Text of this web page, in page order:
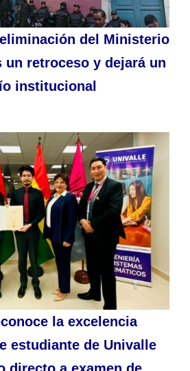
del Ministerio
un retroceso y dejará un
institucional
la excelencia
estudiante de Univalle